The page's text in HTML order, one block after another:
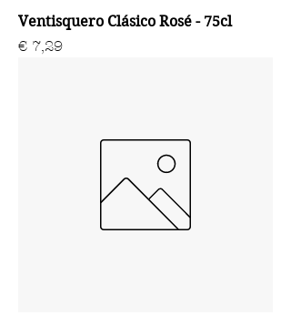
Ventisquero Clásico Rosé - 75cl
Prijs
€ 7,29